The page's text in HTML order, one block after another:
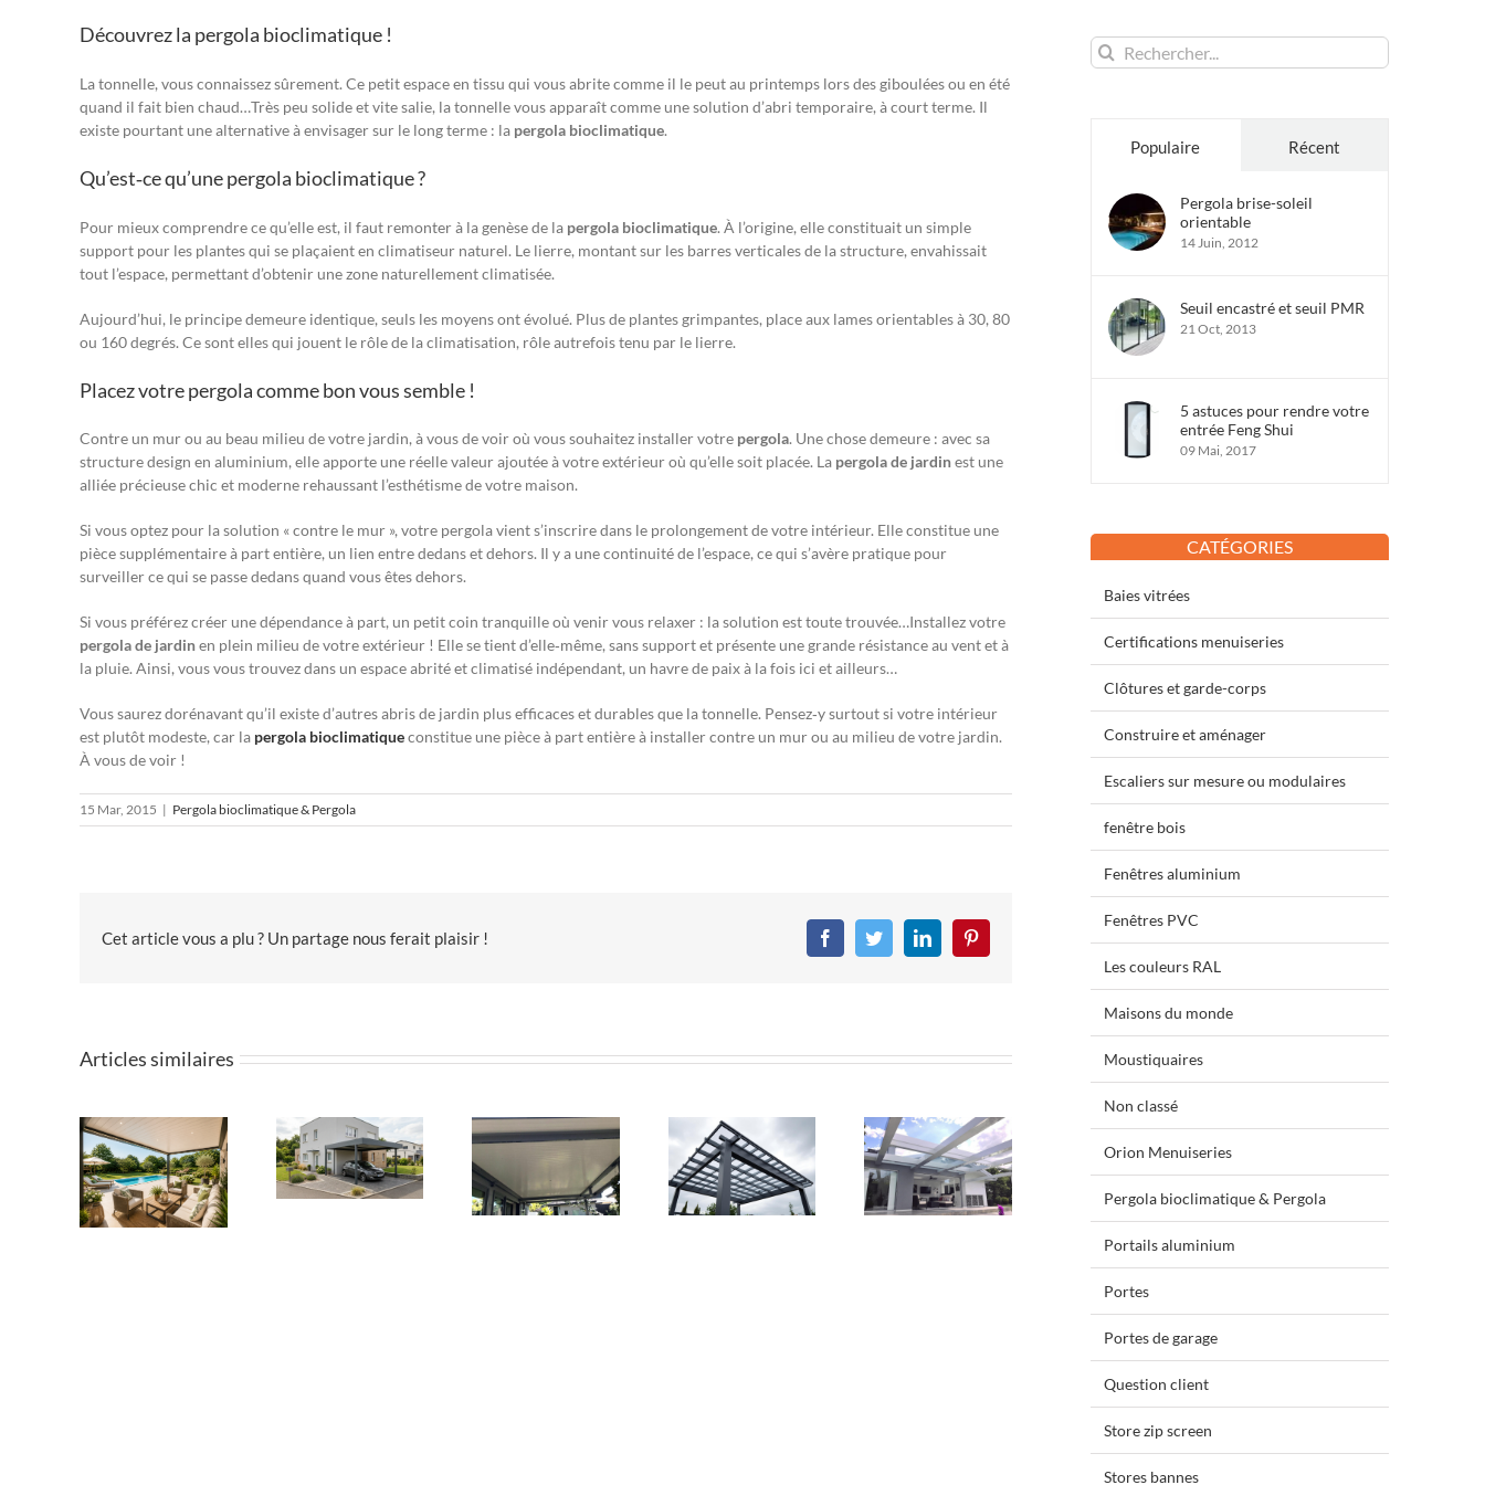
Découvrez la pergola bioclimatique !
La tonnelle, vous connaissez sûrement. Ce petit espace en tissu qui vous abrite comme il le peut au printemps lors des giboulées ou en été
quand il fait bien chaud…Très peu solide et vite salie, la tonnelle vous apparaît comme une solution d’abri temporaire, à court terme. Il
existe pourtant une alternative à envisager sur le long terme : la pergola bioclimatique.
Qu’est‐ce qu’une pergola bioclimatique ?
Pour mieux comprendre ce qu’elle est, il faut remonter à la genèse de la pergola bioclimatique. À l’origine, elle constituait un simple
support pour les plantes qui se plaçaient en climatiseur naturel. Le lierre, montant sur les barres verticales de la structure, envahissait
tout l’espace, permettant d’obtenir une zone naturellement climatisée.
Aujourd’hui, le principe demeure identique, seuls les moyens ont évolué. Plus de plantes grimpantes, place aux lames orientables à 30, 80
ou 160 degrés. Ce sont elles qui jouent le rôle de la climatisation, rôle autrefois tenu par le lierre.
Placez votre pergola comme bon vous semble !
Contre un mur ou au beau milieu de votre jardin, à vous de voir où vous souhaitez installer votre pergola. Une chose demeure : avec sa
structure design en aluminium, elle apporte une réelle valeur ajoutée à votre extérieur où qu’elle soit placée. La pergola de jardinest une
alliée précieuse chic et moderne rehaussant l’esthétisme de votre maison.
Si vous optez pour la solution « contre le mur », votre pergola vient s’inscrire dans le prolongement de votre intérieur. Elle constitue une
pièce supplémentaire à part entière, un lien entre dedans et dehors. Il y a une continuité de l’espace, ce qui s’avère pratique pour
surveiller ce qui se passe dedans quand vous êtes dehors.
Si vous préférez créer une dépendance à part, un petit coin tranquille où venir vous relaxer : la solution est toute trouvée…Installez votre
pergola de jardinen plein milieu de votre extérieur ! Elle se tient d’elle‐même, sans support et présente une grande résistance au vent et à
la pluie. Ainsi, vous vous trouvez dans un espace abrité et climatisé indépendant, un havre de paix à la fois ici et ailleurs…
Vous saurez dorénavant qu’il existe d’autres abris de jardin plus efficaces et durables que la tonnelle. Pensez‐y surtout si votre intérieur
est plutôt modeste, car la pergola bioclimatiqueconstitue une pièce à part entière à installer contre un mur ou au milieu de votre jardin.
À vous de voir !
15 Mar, 2015 | Pergola bioclimatique & Pergola
Cet article vous a plu ? Un partage nous ferait plaisir ! FacebookTwitterLinkedInPinterest
Articles similaires
Rechercher:
Populaire Récent
Pergola brise-soleil
orientable
14 Juin, 2012
Seuil encastré et seuil PMR
21 Oct, 2013
5 astuces pour rendre votre
entrée Feng Shui
09 Mai, 2017
CATÉGORIES
Baies vitrées
Certifications menuiseries
Clôtures et garde-corps
Construire et aménager
Escaliers sur mesure ou modulaires
fenêtre bois
Fenêtres aluminium
Fenêtres PVC
Les couleurs RAL
Maisons du monde
Moustiquaires
Non classé
Orion Menuiseries
Pergola bioclimatique & Pergola
Portails aluminium
Portes
Portes de garage
Question client
Store zip screen
Stores bannes